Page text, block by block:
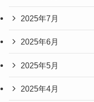
2025年7月
2025年6月
2025年5月
2025年4月